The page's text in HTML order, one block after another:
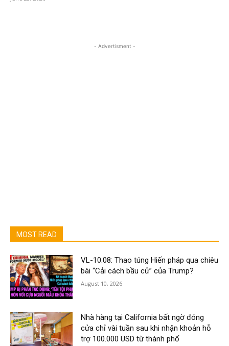
- Advertisment -
MOST READ
VL-10.08: Thao túng Hiến pháp qua chiêu
bài “Cải cách bầu cử” của Trump?
August 10, 2026
Nhà hàng tại California bất ngờ đóng
cửa chỉ vài tuần sau khi nhận khoản hỗ
trợ 100.000 USD từ thành phố